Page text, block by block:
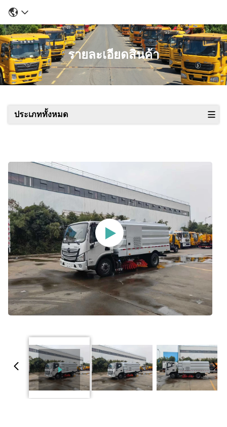
รายละเอียดสินค้า
ประเภททั้งหมด